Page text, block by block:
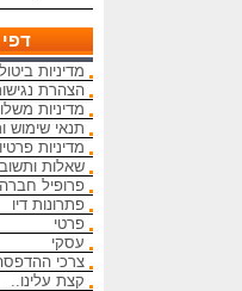
מתחייבים
בארץ
התואמים,
מהיום
המחירים
הנחה על
במרכז
מאמינים
הוגן
מדיניות
הצהרת
מדיניות
תנאי שימוש
מדיניות
שאלות
פרופיל חברה
פתרונות דיו
פרטי
עסקי
צרכי
קצת עלינו..